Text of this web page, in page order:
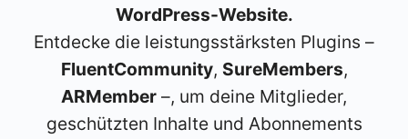
WordPress-Website.
Entdecke die leistungsstärksten Plugins –
FluentCommunity, SureMembers,
ARMember –, um deine Mitglieder,
geschützten Inhalte und Abonnements